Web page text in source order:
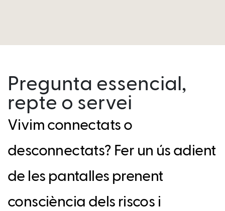
Pregunta essencial,
repte o servei
Vivim connectats o
desconnectats? Fer un ús adient
de les pantalles prenent
consciència dels riscos i